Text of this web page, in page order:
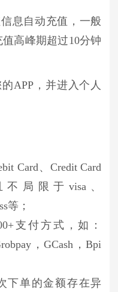
息自动充值，一般
高峰期超过10分钟
APP，并进入个人
Card、Credit Card
局限于visa、
等；
支付方式，如：
，GCash，Bpi
下单的金额存在异